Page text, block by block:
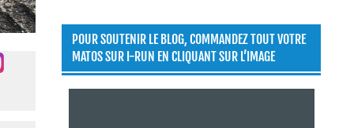
POUR SOUTENIR LE BLOG, COMMANDEZ TOUT VOTRE
MATOS SUR I-RUN EN CLIQUANT SUR L’IMAGE